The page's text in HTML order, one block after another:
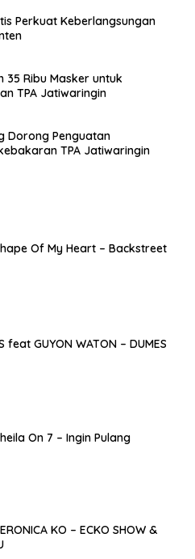
Perkuat Keberlangsungan
35 Ribu Masker untuk
TPA Jatiwaringin
Dorong Penguatan
TPA Jatiwaringin
Of My Heart – Backstreet
feat GUYON WATON – DUMES
On 7 – Ingin Pulang
KO – ECKO SHOW &